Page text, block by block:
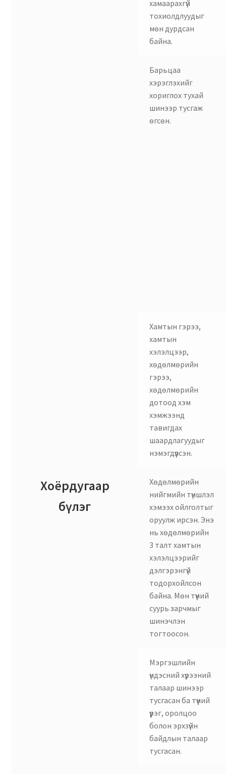
хамаарахгүй
тохиолдлуудыг
мөн дурдсан
байна.
Барьцаа
хэрэглэхийг
хориглох тухай
шинээр тусгаж
өгсөн.
Хамтын гэрээ,
хамтын
хэлэлцээр,
хөдөлмөрийн
гэрээ,
хөдөлмөрийн
дотоод хэм
хэмжээнд
тавигдах
шаардлагуудыг
нэмэгдүүлсэн.
Хоёрдугаар
бүлэг
Хөдөлмөрийн
нийгмийн түншлэл
хэмээх ойлголтыг
оруулж ирсэн. Энэ
нь хөдөлмөрийн
3 талт хамтын
хэлэлцээрийг
дэлгэрэнгүй
тодорхойлсон
байна. Мөн түүний
суурь зарчмыг
шинэчлэн
тогтоосон.
Мэргэшлийн
үндэсний хүрээний
талаар шинээр
тусгасан ба түүний
үүрэг, оролцоо
болон эрхзүйн
байдлын талаар
тусгасан.